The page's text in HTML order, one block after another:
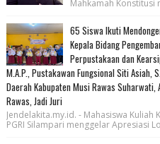
Mahkamah Konstitusi
65 Siswa Ikuti
Kepala Bidang
Perpustakaan dan
M.A.P., Pustakawan Fungsional Siti Asiah,
Daerah Kabupaten Musi Rawas
Rawas, Jadi Juri
Jendelakita.my.id. - Mahasiswa Kuliah
PGRI Silampari menggelar Apresiasi